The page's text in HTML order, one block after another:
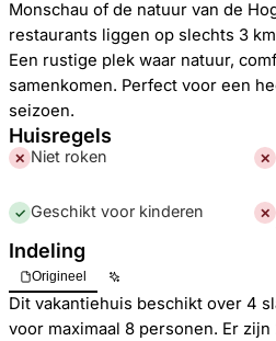
Monschau of de natuur van de
restaurants liggen op slechts 3
Een rustige plek waar natuur,
samenkomen. Perfect voor een
seizoen.
Huisregels
✕ Niet roken ✕
✓ Geschikt voor kinderen ✕
Indeling
Origineel
Dit vakantiehuis beschikt over 4
voor maximaal 8 personen. Er